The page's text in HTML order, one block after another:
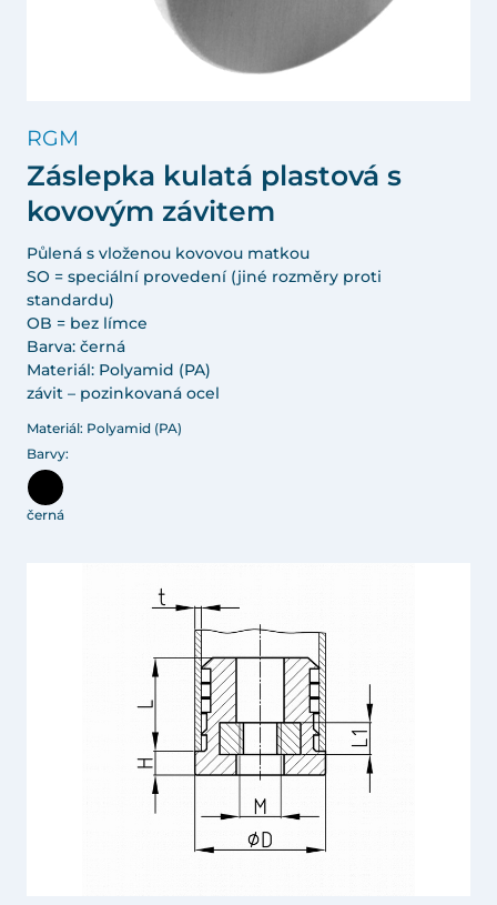
RGM
Záslepka kulatá plastová s
kovovým závitem
Půlená s vloženou kovovou matkou
SO = speciální provedení (jiné rozměry proti
standardu)
OB = bez límce
Barva: černá
Materiál: Polyamid (PA)
závit – pozinkovaná ocel
Materiál: Polyamid (PA)
Barvy:
černá